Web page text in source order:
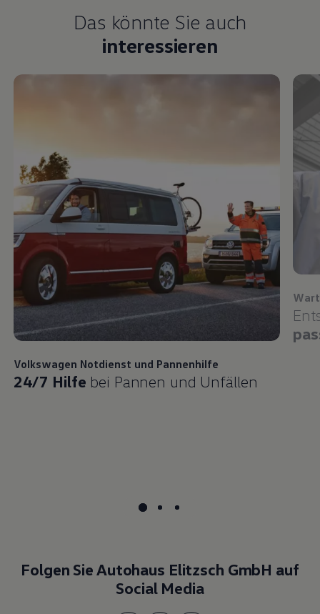
Das könnte Sie auch
interessieren
Volkswagen Notdienst und Pannenhilfe
24/7 Hilfe bei Pannen und Unfällen
Folgen Sie Autohaus Elitzsch GmbH auf
Social Media